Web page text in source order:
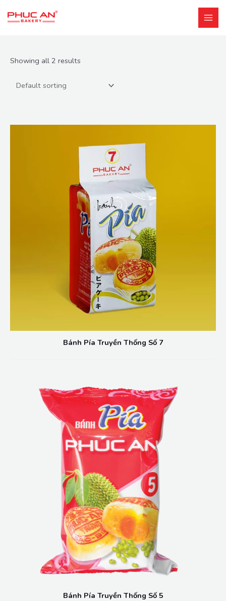
Showing all 2 results
Bánh Pía Truyền Thống Số 7
Bánh Pía Truyền Thống Số 5